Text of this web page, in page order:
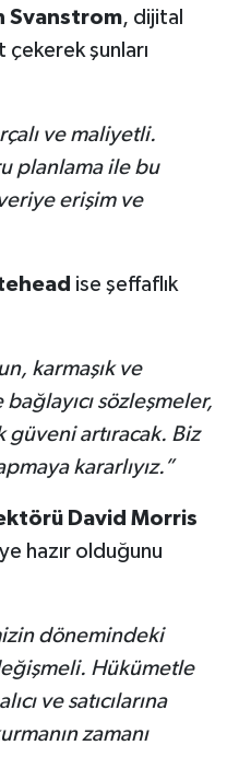
Svanstrom, dijital
şunları
ve maliyetli.
planlama ile bu
erişim ve
ise şeffaflık
karmaşık ve
sözleşmeler,
güveni artıracak. Biz
kararlıyız.”
David Morris
hazır olduğunu
dönemindeki
Hükümetle
ve satıcılarına
zamanı